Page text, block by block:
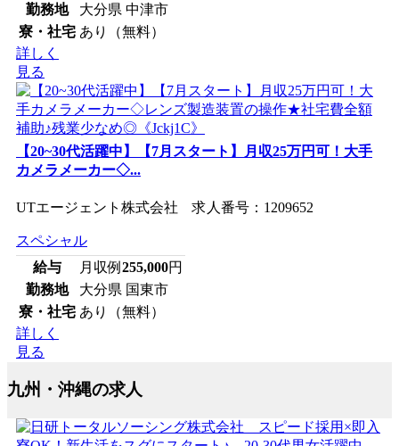
勤務地
大分県 中津市
寮・社宅 あり（無料）
詳しく
見る
【20~30代活躍中】【7月スタート】月収25万円可！大手
カメラメーカー◇...
UTエージェント株式会社 求人番号：1209652
スペシャル
給与
月収例 255,000円
勤務地
大分県 国東市
寮・社宅 あり（無料）
詳しく
見る
九州・沖縄の求人